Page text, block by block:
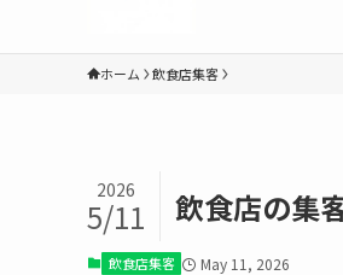
ホーム 飲食店集客
飲食店の集
2026
5/11
飲食店集客 May 11, 2026